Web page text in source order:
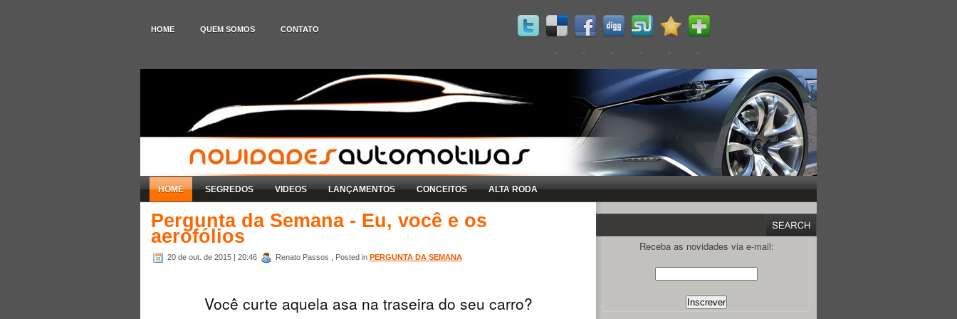
HOME QUEM SOMOS CONTATO
HOME SEGREDOS VIDEOS LANÇAMENTOS CONCEITOS ALTA RODA
Pergunta da Semana - Eu, você e os
aerofólios
20 de out. de 2015 | 20:46 Renato Passos , Posted in PERGUNTA DA SEMANA
Você curte aquela asa na traseira do seu carro?
Receba as novidades via e-mail: